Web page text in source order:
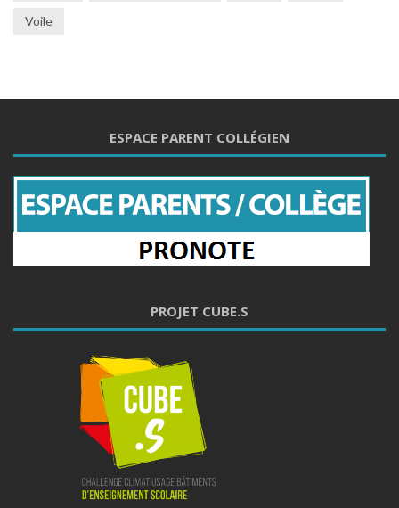
Voile
ESPACE PARENT COLLÉGIEN
PROJET CUBE.S